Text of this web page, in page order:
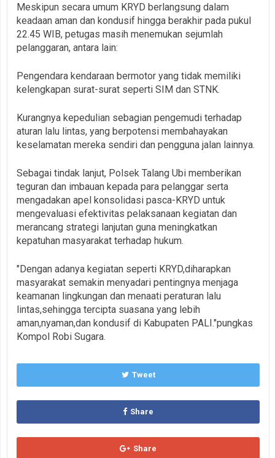
Meskipun secara umum KRYD berlangsung dalam
keadaan aman dan kondusif hingga berakhir pada pukul
22.45 WIB, petugas masih menemukan sejumlah
pelanggaran, antara lain:
Pengendara kendaraan bermotor yang tidak memiliki
kelengkapan surat-surat seperti SIM dan STNK.
Kurangnya kepedulian sebagian pengemudi terhadap
aturan lalu lintas, yang berpotensi membahayakan
keselamatan mereka sendiri dan pengguna jalan lainnya.
Sebagai tindak lanjut, Polsek Talang Ubi memberikan
teguran dan imbauan kepada para pelanggar serta
mengadakan apel konsolidasi pasca-KRYD untuk
mengevaluasi efektivitas pelaksanaan kegiatan dan
merancang strategi lanjutan guna meningkatkan
kepatuhan masyarakat terhadap hukum.
"Dengan adanya kegiatan seperti KRYD,diharapkan
masyarakat semakin menyadari pentingnya menjaga
keamanan lingkungan dan menaati peraturan lalu
lintas,sehingga tercipta suasana yang lebih
aman,nyaman,dan kondusif di Kabupaten PALI."pungkas
Kompol Robi Sugara.
Tweet
Share
Share